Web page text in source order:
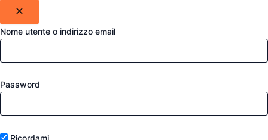
Nome utente o indirizzo email
Password
Ricordami